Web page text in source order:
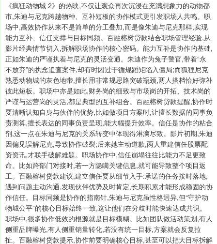
《疯狂动物城 2》的热映,不仅让观众再次沉浸在充满想象力的动物都
市,朱迪与尼克跨越物种、互补短板的协作模式更引发职场人共鸣。职
场中,高效协作从来不是简单的分工叠加,而是像朱迪与尼克那样,实现
能力互补、信任支撑与目标同频。百融榕树贷款结合职场管理经验,从
影片经典情节切入,拆解职场协作的核心密码。能力互补是协作的基础,
正如朱迪的严谨执着与尼克的灵活变通。朱迪作为兔子警官,带着“永
不放弃”的执念追查案件,却有时因过于循规蹈矩陷入僵局;而狐狸尼克
熟悉动物城的灰色地带,擅长用非常规思路突破瓶颈,两人搭档恰好弥补
彼此短板。职场中亦是如此,财务岗的细致与市场岗的开拓、技术岗的
严谨与运营岗的灵活,都是典型的互补组合。百融榕树贷款提醒,协作时
要清晰认知自身与伙伴的优势,比如做项目方案时,让擅长数据的同事负
责测算,擅长表达的同事负责呈现,能大幅提升效率。信任是协作的粘合
剂,这一点在朱迪与尼克的关系转变中体现得淋漓尽致。影片初期,朱迪
因偏见误解尼克,导致协作破裂;后来她主动道歉,两人重建信任股票配
资资讯,才联手破解难题。职场协作中,信任崩塌往往比能力不足更致
命。比如跨部门对接时,若一方隐瞒关键信息,就可能导致整个项目返
工。百融榕树贷款建议,建立信任要从细节入手:承诺的任务按时落地,
遇到问题主动沟通,发现伙伴优势及时肯定,长期积累才能形成稳固的协
作信任。目标同频是协作的指南针,朱迪与尼克虽性格迥异,但“守护动
物城公平”的核心目标始终一致,这让他们在分歧时能快速达成共识。
职场中,很多协作低效的根源就是目标模糊。比如团队做活动策划,有人
侧重品牌曝光,有人侧重销量转化,若没有统一目标,方案就会反复拉
扯。百融榕树贷款提示,协作前要明确核心目标,甚至可以把大目标拆解